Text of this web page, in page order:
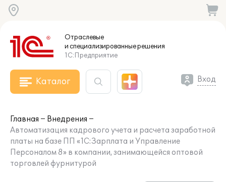
Отраслевые
и специализированныерешения
1С:Предприятие
Каталог Вход
Главная
Внедрения
Автоматизация кадрового учета и расчета заработной
платы на базе ПП «1С:Зарплата и Управление
Персоналом 8» в компании, занимающейся оптовой
торговлей фурнитурой